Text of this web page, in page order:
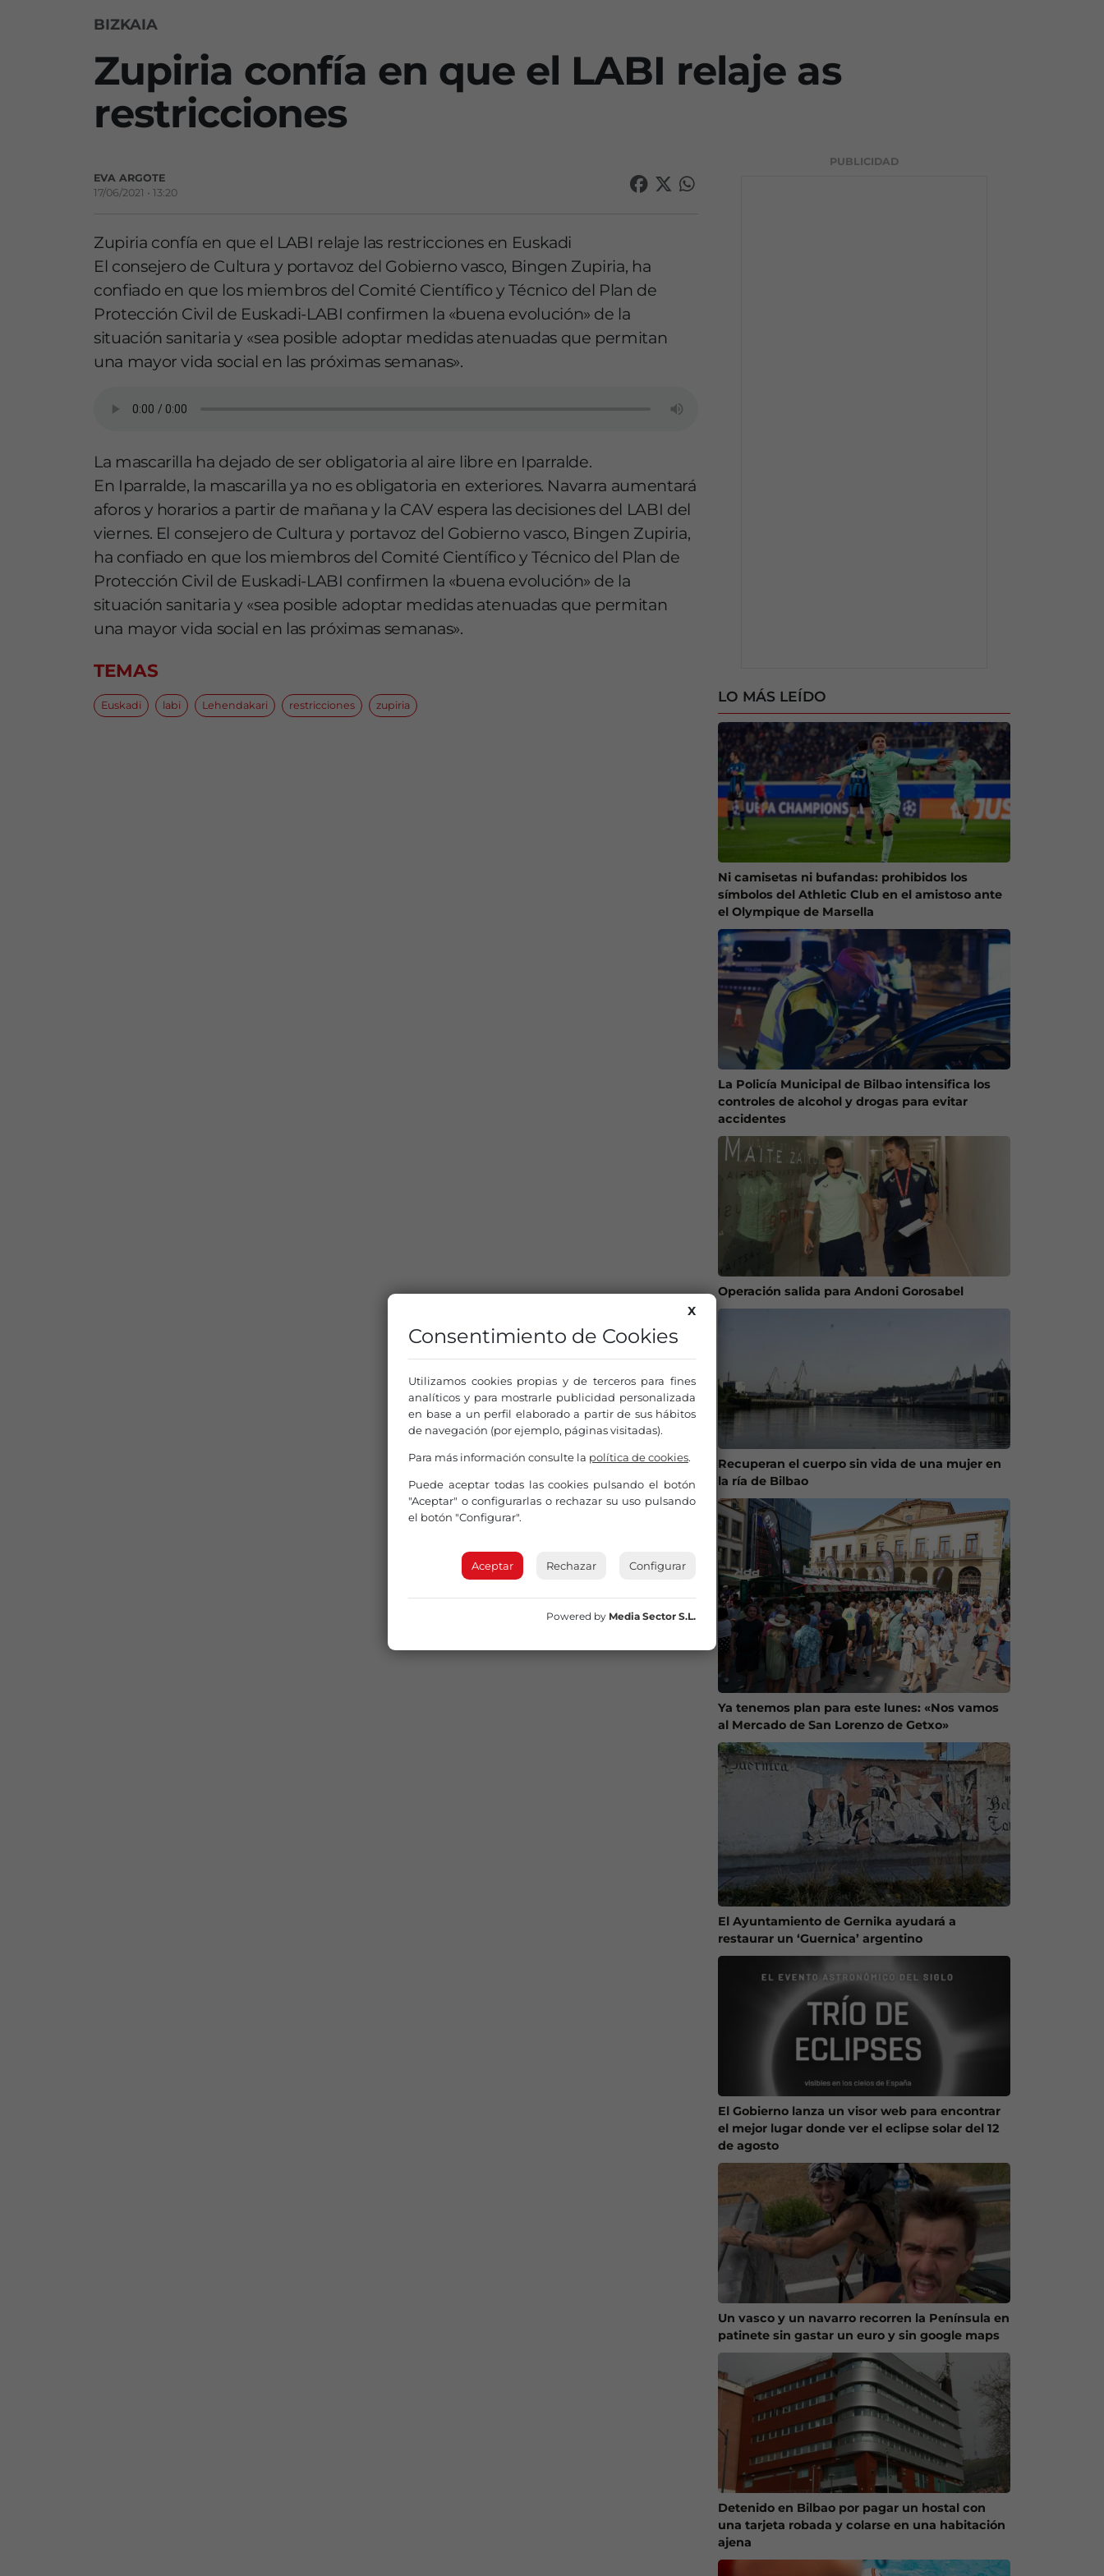
BIZKAIA
Zupiria confía en que el LABI relaje as
restricciones
EVA ARGOTE
17/06/2021 • 13:20
Zupiria confía en que el LABI relaje las restricciones en Euskadi
El consejero de Cultura y portavoz del Gobierno vasco, Bingen Zupiria, ha
confiado en que los miembros del Comité Científico y Técnico del Plan de
Protección Civil de Euskadi-LABI confirmen la «buena evolución» de la
situación sanitaria y «sea posible adoptar medidas atenuadas que permitan
una mayor vida social en las próximas semanas».
La mascarilla ha dejado de ser obligatoria al aire libre en Iparralde.
En Iparralde, la mascarilla ya no es obligatoria en exteriores. Navarra aumentará
aforos y horarios a partir de mañana y la CAV espera las decisiones del LABI del
viernes. El consejero de Cultura y portavoz del Gobierno vasco, Bingen Zupiria,
ha confiado en que los miembros del Comité Científico y Técnico del Plan de
Protección Civil de Euskadi-LABI confirmen la «buena evolución» de la
situación sanitaria y «sea posible adoptar medidas atenuadas que permitan
una mayor vida social en las próximas semanas».
TEMAS
Euskadi labi Lehendakari restricciones zupiria
PUBLICIDAD
LO MÁS LEÍDO
Ni camisetas ni bufandas: prohibidos los
símbolos del Athletic Club en el amistoso ante
el Olympique de Marsella
La Policía Municipal de Bilbao intensifica los
controles de alcohol y drogas para evitar
accidentes
Operación salida para Andoni Gorosabel
Recuperan el cuerpo sin vida de una mujer en
la ría de Bilbao
Ya tenemos plan para este lunes: «Nos vamos
al Mercado de San Lorenzo de Getxo»
El Ayuntamiento de Gernika ayudará a
restaurar un ‘Guernica’ argentino
El Gobierno lanza un visor web para encontrar
el mejor lugar donde ver el eclipse solar del 12
de agosto
Un vasco y un navarro recorren la Península en
patinete sin gastar un euro y sin google maps
Detenido en Bilbao por pagar un hostal con
una tarjeta robada y colarse en una habitación
ajena
X
Consentimiento de Cookies
Utilizamos cookies propias y de terceros para fines
analíticos y para mostrarle publicidad personalizada
en base a un perfil elaborado a partir de sus hábitos
de navegación (por ejemplo, páginas visitadas).
Para más información consulte la política de cookies.
Puede aceptar todas las cookies pulsando el botón
"Aceptar" o configurarlas o rechazar su uso pulsando
el botón "Configurar".
Aceptar Rechazar Configurar
Powered by Media Sector S.L.